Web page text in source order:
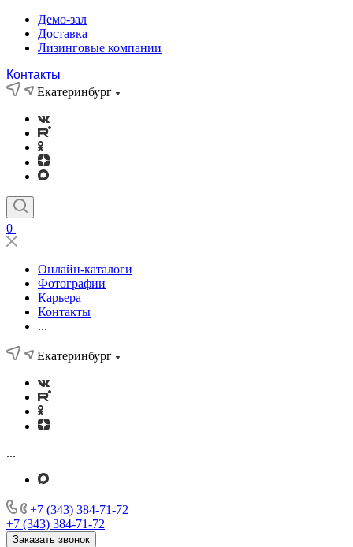
Демо-зал
Доставка
Лизинговые компании
Контакты
Екатеринбург
0
Онлайн-каталоги
Фотографии
Карьера
Контакты
...
Екатеринбург
...
+7 (343) 384-71-72
+7 (343) 384-71-72
Заказать звонок